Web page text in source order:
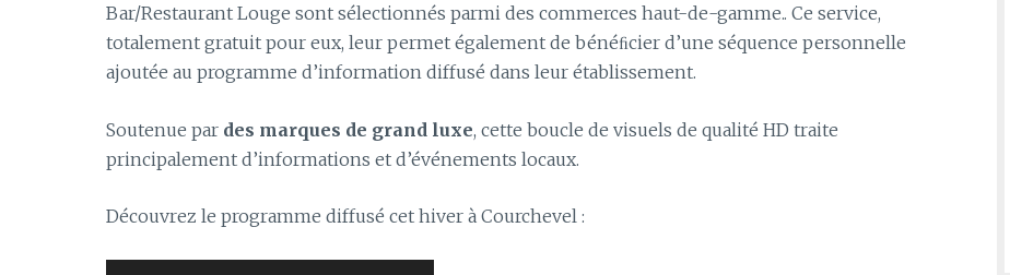
Bar/Restaurant Louge sont sélectionnés parmi des commerces haut-de-gamme.. Ce service,
totalement gratuit pour eux, leur permet également de bénéﬁcier d’une séquence personnelle
ajoutée au programme d’information diffusé dans leur établissement.
Soutenue par des marques de grand luxe, cette boucle de visuels de qualité HD traite
principalement d’informations et d’événements locaux.
Découvrez le programme diffusé cet hiver à Courchevel :